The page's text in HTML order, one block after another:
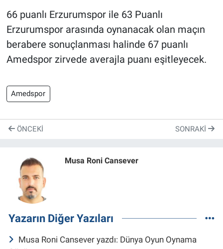
66 puanlı Erzurumspor ile 63 Puanlı
Erzurumspor arasında oynanacak olan maçın
berabere sonuçlanması halinde 67 puanlı
Amedspor zirvede averajla puanı eşitleyecek.
Amedspor
ÖNCEKI SONRAKI
Musa Roni Cansever
Yazarın Diğer Yazıları
Musa Roni Cansever yazdı: Dünya Oyun Oynama